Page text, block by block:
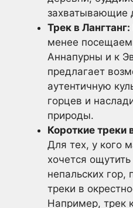
захватывающие
Трек в Лангтанг:
менее
Аннапурны и к
предлагает
аутентичную
горцев и
природы.
Короткие треки
Для тех, у кого
хочется
непальских гор,
треки в
Например, трек